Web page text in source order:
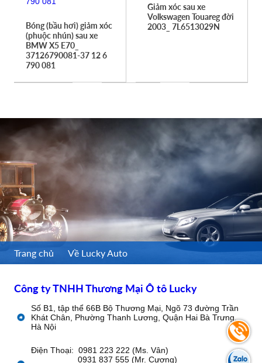
Bóng (bầu hơi) giảm xóc
(phuộc nhún) sau xe
BMW X5 E70_
37126790081-37 12 6
790 081
Giảm xóc sau xe
Volkswagen Touareg đời
2003_ 7L6513029N
Trang chủ Về Lucky Auto
Công ty TNHH Thương Mại Ô tô Lucky
Số B1, tập thể 66B Bộ Thương Mại, Ngõ 73 đường Trần
Khát Chân, Phường Thanh Lương, Quận Hai Bà Trưng,
Hà Nội
Điện Thoại: 0981 223 222 (Ms. Vân)
0931 837 555 (Mr. Cương)